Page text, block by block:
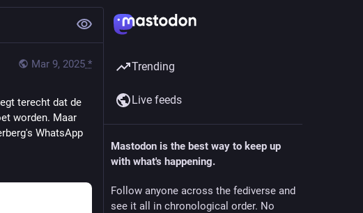
Mar 9, 2025 *
terecht dat de
worden. Maar
WhatsApp
Trending
Live feeds
Mastodon is the best way to keep up
with what's happening.
Follow anyone across the fediverse and
see it all in chronological order. No